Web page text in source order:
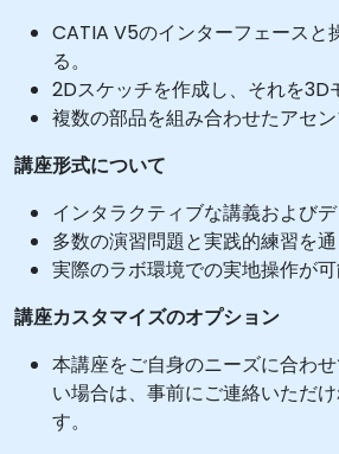
CATIA V5のインターフェースと
る。
2Dスケッチを作成し、それを3D
複数の部品を組み合わせたアセン
講座形式について
インタラクティブな講義およびデ
多数の演習問題と実践的練習を通
実際のラボ環境での実地操作が可
講座カスタマイズのオプション
本講座をご自身のニーズに合わ
い場合は、事前にご連絡いただ
す。